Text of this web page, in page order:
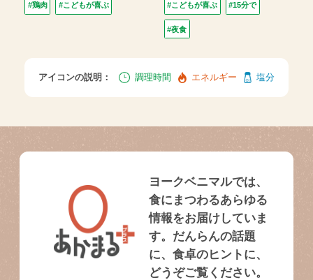
#鶏肉 #こどもが喜ぶ #こどもが喜ぶ #15分で
#夜食
アイコンの説明： 調理時間 エネルギー 塩分
ヨークベニマルでは、
食にまつわるあらゆる
情報をお届けしていま
す。だんらんの話題
に、食卓のヒントに、
どうぞご覧ください。